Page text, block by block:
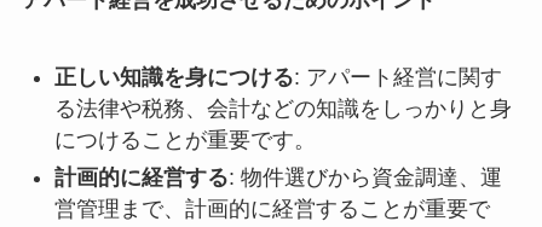
正しい知識を身につける: アパート経営に関す
る法律や税務、会計などの知識をしっかりと身
につけることが重要です。
計画的に経営する: 物件選びから資金調達、運
営管理まで、計画的に経営することが重要で